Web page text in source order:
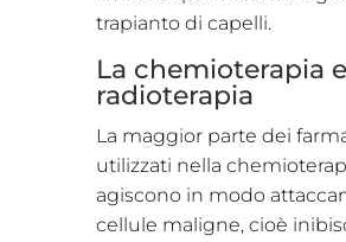
trapianto di capelli.
La chemioterapia
radioterapia
La maggior parte dei
utilizzati nella
agiscono in modo
cellule maligne, cioè